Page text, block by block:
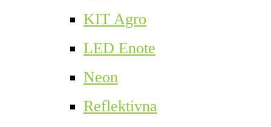
KIT Agro
LED Enote
Neon
Reflektivna